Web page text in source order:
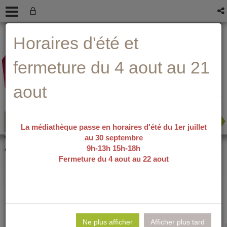
menu
contenu
recherche
Vous êtes ici :
Détail du
document
Les petits
Horaires d'été et
fermeture du 4 aout au 21
aout
La médiathèque passe en horaires d'été du 1er juillet
au 30 septembre
9h-13h 15h-18h
Fermeture du 4 aout au 22 aout
Ne plus afficher Afficher plus tard